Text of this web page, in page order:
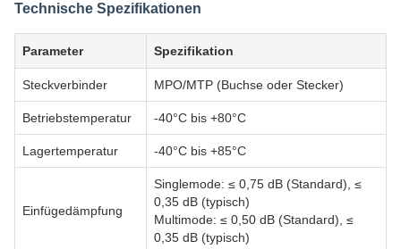
Technische Spezifikationen
Parameter Spezifikation
Steckverbinder MPO/MTP (Buchse oder Stecker)
Betriebstemperatur -40°C bis +80°C
Lagertemperatur -40°C bis +85°C
Einfügedämpfung
Singlemode: ≤ 0,75 dB (Standard), ≤
0,35 dB (typisch)
Multimode: ≤ 0,50 dB (Standard), ≤
0,35 dB (typisch)